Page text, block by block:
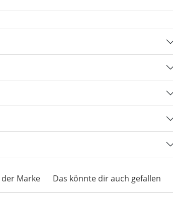
Marke Das könnte dir auch gefallen